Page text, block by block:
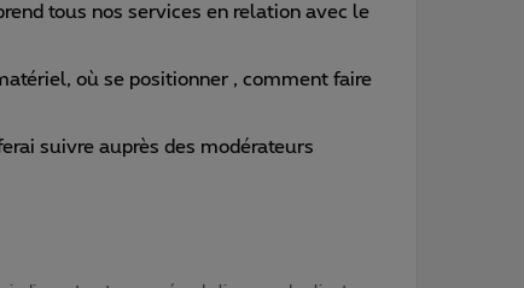
tous nos services en relation avec le
où se positionner , comment faire
suivre auprès des modérateurs